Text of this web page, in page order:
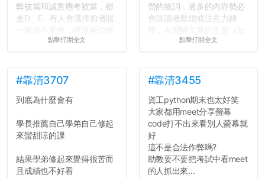
弊被當和誠實應考被當，都
是D、E...有人會選擇前者賭
心教授看起來要輕輕放下
長作弊的風氣。
反正老人我明天就要搬離新
關，就當最後一天發個牢騷
吧XD，祝學弟妹們修課順利
點擊打開全文
營的致詞，過多的內容勢必
會讓讀者厭煩或注意力轉
果有的話）前就失去興趣。
的聲明一樣正式，但至少在
用字上多加留意。有些語句
用說的可能會引人發笑或多
聽幾句，但寫成文字時只會
讓人感到疲乏。
2. 文章主題不明
在學生會臉書的貼文中
可以看到，全篇文章以連字
點擊打開全文
#靠清3707
到底為什麼會有
學長推薦自己學弟自己修起
來蠻甜涼的課
結果學弟修起來覺得很苦而
且成績也不好看
#靠清3455
資工python期末也太好笑
大家都用meet分享螢幕
code打不出來看別人螢幕就
好
這不是合法作弊嗎?
助教要不要把考試中看meet
的人抓出來...